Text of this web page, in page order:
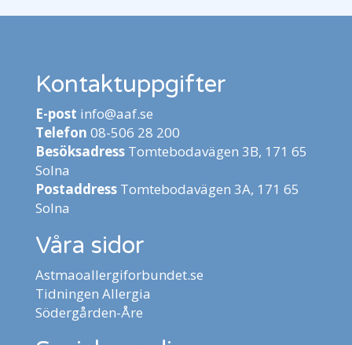
Kontaktuppgifter
E-post info@aaf.se
Telefon 08-506 28 200
Besöksadress Tomtebodavägen 3B, 171 65
Solna
Postaddress Tomtebodavägen 3A, 171 65
Solna
Våra sidor
Astmaoallergiforbundet.se
Tidningen Allergia
Södergården-Åre